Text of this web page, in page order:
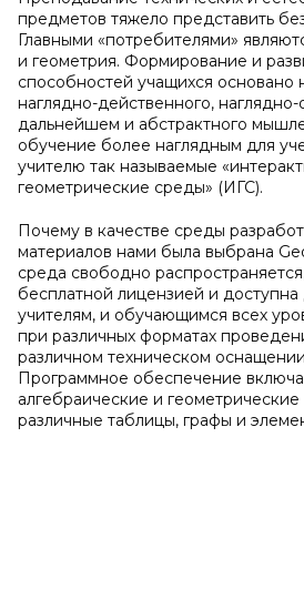
предметов тяжело представить
Главными «потребителями»
и геометрия. Формирование и
способностей учащихся основано
наглядно-действенного, наглядно-
дальнейшем и абстрактного
обучение более наглядным для
учителю так называемые
геометрические среды» (ИГС).
Почему в качестве среды
материалов нами была выбрана
среда свободно
бесплатной лицензией и доступна
учителям, и обучающимся всех
при различных форматах
различном техническом
Программное обеспечение
алгебраические и
различные таблицы, графы и